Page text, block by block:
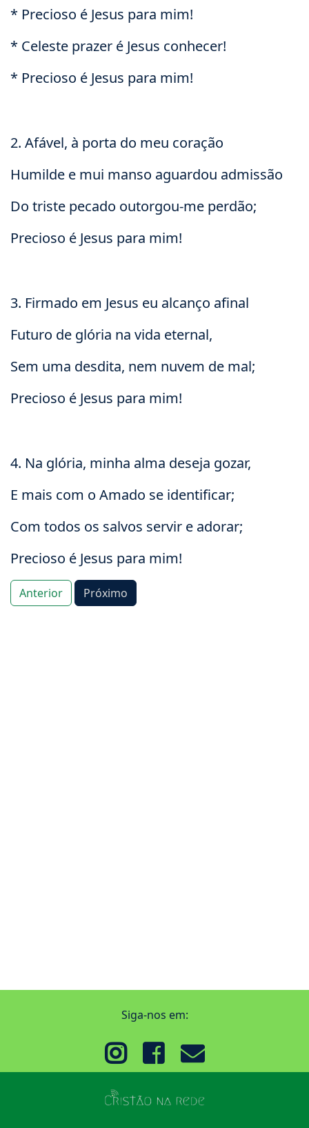
* Precioso é Jesus para mim!
* Celeste prazer é Jesus conhecer!
* Precioso é Jesus para mim!
2. Afável, à porta do meu coração
Humilde e mui manso aguardou admissão
Do triste pecado outorgou-me perdão;
Precioso é Jesus para mim!
3. Firmado em Jesus eu alcanço afinal
Futuro de glória na vida eternal,
Sem uma desdita, nem nuvem de mal;
Precioso é Jesus para mim!
4. Na glória, minha alma deseja gozar,
E mais com o Amado se identificar;
Com todos os salvos servir e adorar;
Precioso é Jesus para mim!
Anterior Próximo
Siga-nos em: